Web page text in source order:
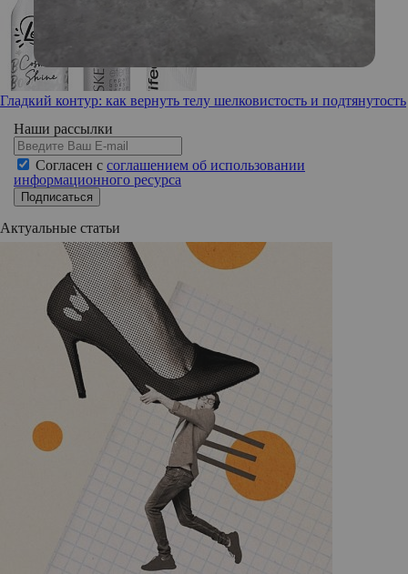
Гладкий контур: как вернуть телу шелковистость и подтянутость
Наши рассылки
Согласен с соглашением об использовании
информационного ресурса
Подписаться
Актуальные статьи